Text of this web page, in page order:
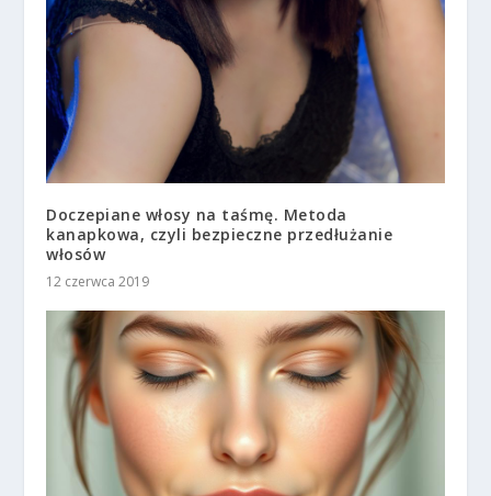
Doczepiane włosy na taśmę. Metoda
kanapkowa, czyli bezpieczne przedłużanie
włosów
12 czerwca 2019